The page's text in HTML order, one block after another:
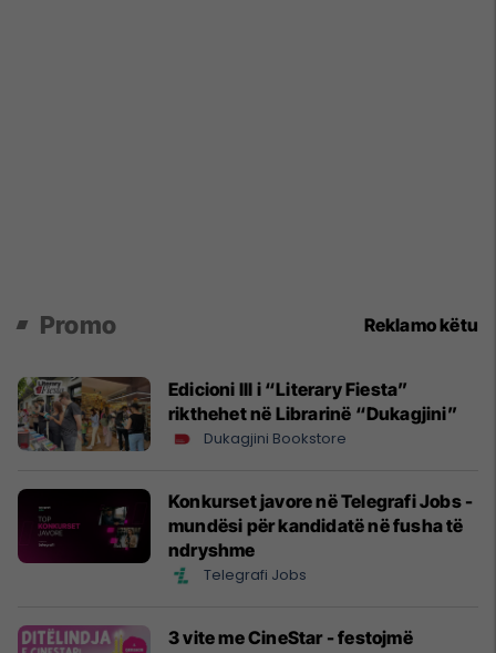
Promo Reklamo këtu
Edicioni III i “Literary Fiesta”
rikthehet në Librarinë “Dukagjini”
Dukagjini Bookstore
Konkurset javore në Telegrafi Jobs -
mundësi për kandidatë në fusha të
ndryshme
Telegrafi Jobs
3 vite me CineStar - festojmë